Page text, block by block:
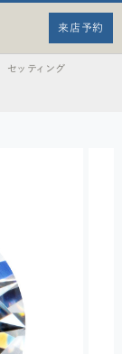
来店予約
セッティング